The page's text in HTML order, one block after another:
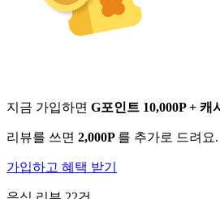
지금 가입하면 G포인트 10,000P + 캐
리뷰를 쓰면 2,000P 를 추가로 드려요
가입하고 혜택 받기